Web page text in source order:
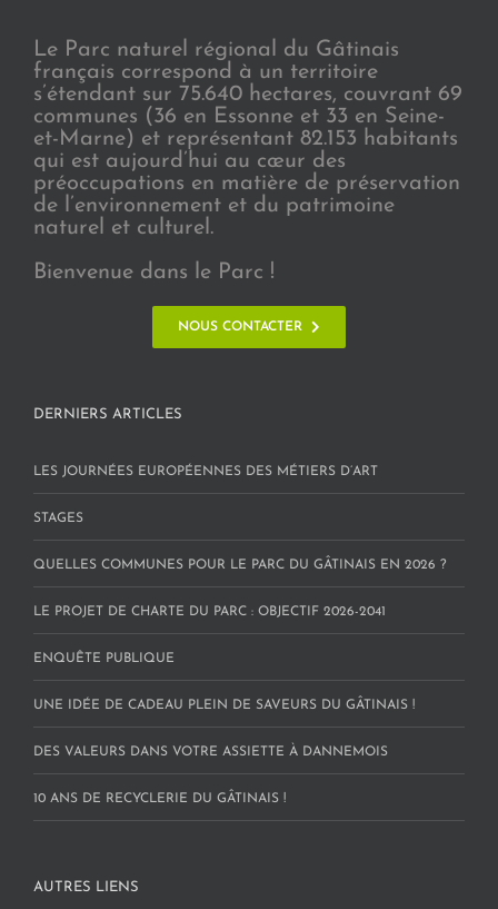
Le Parc naturel régional du Gâtinais
français correspond à un territoire
s’étendant sur 75.640 hectares, couvrant 69
communes (36 en Essonne et 33 en Seine-
et-Marne) et représentant 82.153 habitants
qui est aujourd’hui au cœur des
préoccupations en matière de préservation
de l’environnement et du patrimoine
naturel et culturel.
Bienvenue dans le Parc !
NOUS CONTACTER
DERNIERS ARTICLES
LES JOURNÉES EUROPÉENNES DES MÉTIERS D’ART
STAGES
QUELLES COMMUNES POUR LE PARC DU GÂTINAIS EN 2026 ?
LE PROJET DE CHARTE DU PARC : OBJECTIF 2026-2041
ENQUÊTE PUBLIQUE
UNE IDÉE DE CADEAU PLEIN DE SAVEURS DU GÂTINAIS !
DES VALEURS DANS VOTRE ASSIETTE À DANNEMOIS
10 ANS DE RECYCLERIE DU GÂTINAIS !
AUTRES LIENS